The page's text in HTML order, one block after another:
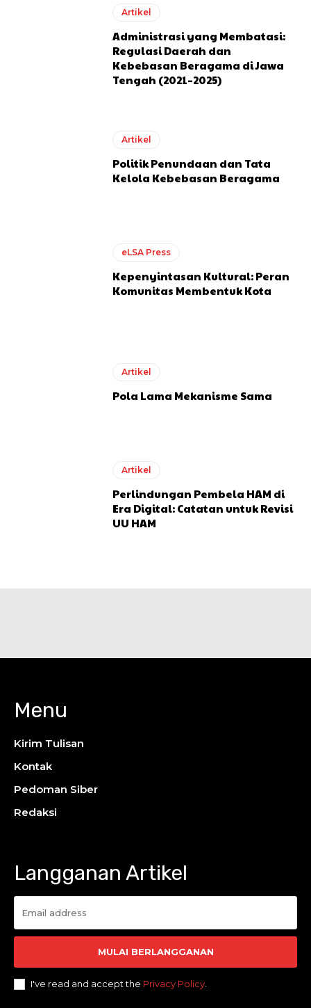
Artikel
Administrasi yang Membatasi:
Regulasi Daerah dan
Kebebasan Beragama di Jawa
Tengah (2021–2025)
Artikel
Politik Penundaan dan Tata
Kelola Kebebasan Beragama
eLSA Press
Kepenyintasan Kultural: Peran
Komunitas Membentuk Kota
Artikel
Pola Lama Mekanisme Sama
Artikel
Perlindungan Pembela HAM di
Era Digital: Catatan untuk Revisi
UU HAM
Langganan Artikel
MULAI BERLANGGANAN
I've read and accept the Privacy Policy.
Menu
Kirim Tulisan
Kontak
Pedoman Siber
Redaksi